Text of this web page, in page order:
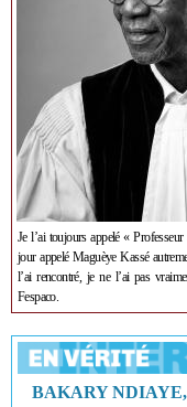
Je l’ai toujours appelé «
jour appelé Maguèye Kassé
l’ai rencontré, je ne l’ai pas
Fespaco.
BAKARY